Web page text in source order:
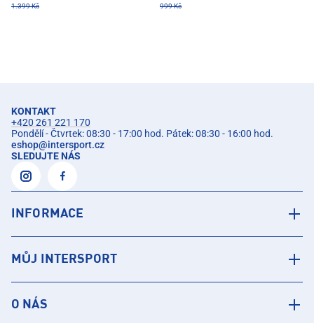
1.399 Kč
999 Kč
KONTAKT
+420 261 221 170
Pondělí - Čtvrtek: 08:30 - 17:00 hod. Pátek: 08:30 - 16:00 hod.
eshop@intersport.cz
SLEDUJTE NÁS
INFORMACE
MŮJ INTERSPORT
O NÁS